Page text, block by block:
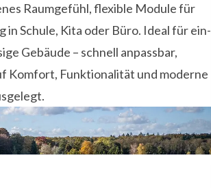
Raumgefühl, flexible Module für
in Schule, Kita oder Büro. Ideal für ein-
Gebäude – schnell anpassbar,
Komfort, Funktionalität und moderne